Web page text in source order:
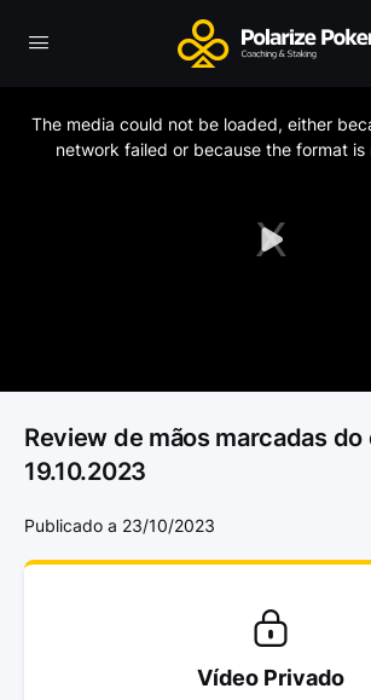
Play
The media could not be loaded, either
network failed or because the format
Review de mãos marcadas do
19.10.2023
Publicado a 23/10/2023
Vídeo Privado